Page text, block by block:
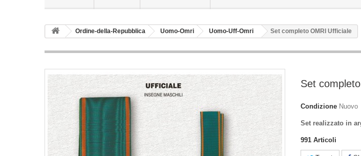
Ordine-della-Repubblica Uomo-Omri Uomo-Uff-Omri Set completo OMRI Ufficiale
Set
Condizione Nuovo
Set realizzato in
991 Articoli